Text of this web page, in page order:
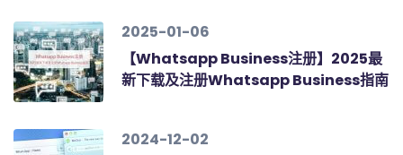
2025-01-06
【Whatsapp Business注册】2025最
新下载及注册Whatsapp Business指南
2024-12-02